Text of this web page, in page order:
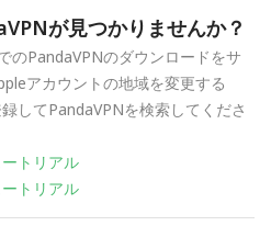
が見つかりませんか？
のPandaVPNのダウンロードをサ
アカウントの地域を変更する
してPandaVPNを検索してくださ
トリアル
トリアル